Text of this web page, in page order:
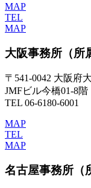
MAP
TEL
MAP
大阪事務所 （
〒541-0042 大阪府
JMFビル今橋01-8階
TEL 06-6180-6001
MAP
TEL
MAP
名古屋事務所